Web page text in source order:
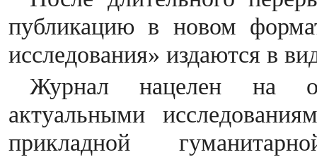
публикацию в новом
исследования» издаются в
Журнал нацелен на
актуальными
прикладной